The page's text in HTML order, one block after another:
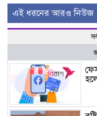
এই ধরনের আরও নিউজ